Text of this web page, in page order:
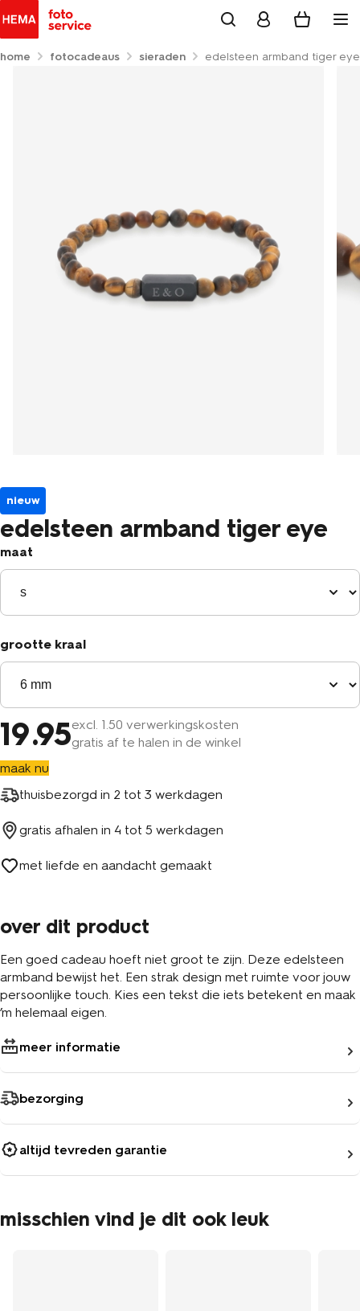
home fotocadeaus sieraden edelsteen armband tiger eye
nieuw
edelsteen armband tiger eye
maat
grootte kraal
19.95excl. 1 .50 verwerkingskosten
gratis af te halen in de winkel
maak nu
thuisbezorgd in 2 tot 3 werkdagen
gratis afhalen in 4 tot 5 werkdagen
met liefde en aandacht gemaakt
over dit product
Een goed cadeau hoeft niet groot te zijn. Deze edelsteen
armband bewijst het. Een strak design met ruimte voor jouw
persoonlijke touch. Kies een tekst die iets betekent en maak
’m helemaal eigen.
meer informatie
bezorging
altijd tevreden garantie
misschien vind je dit ook leuk